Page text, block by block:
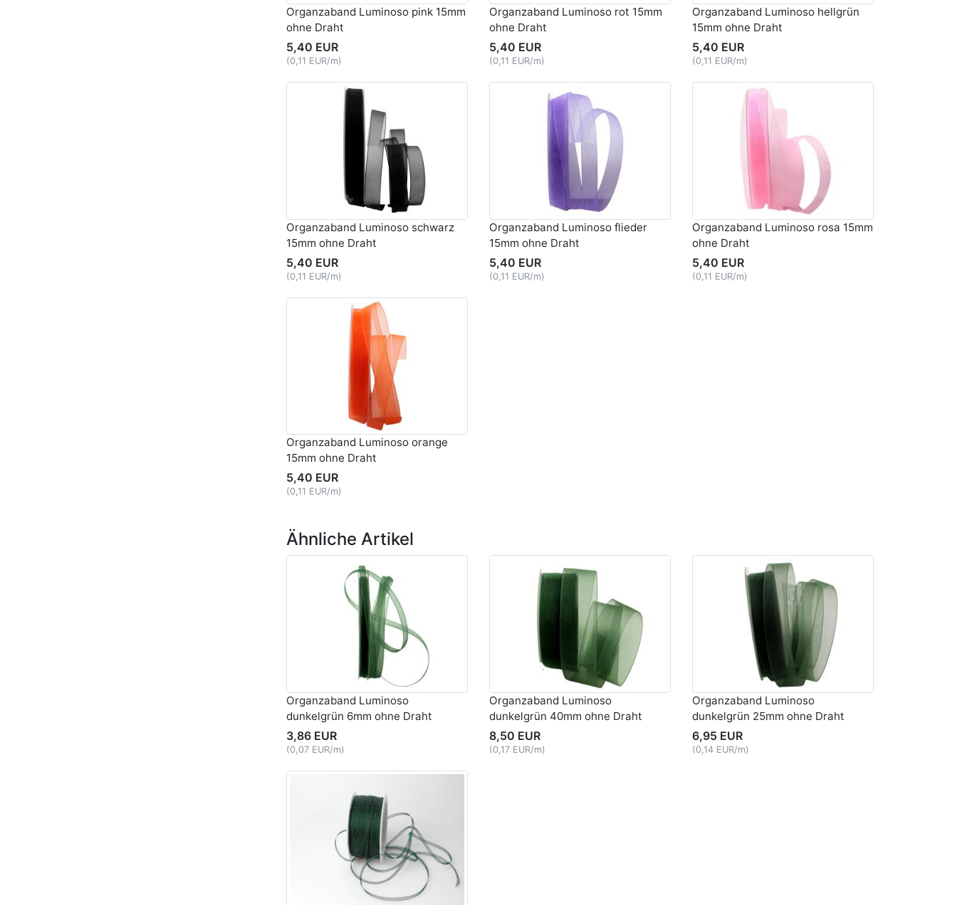
Organzaband Luminoso pink 15mm
ohne Draht
5,40 EUR
(0,11 EUR/m)
Organzaband Luminoso rot 15mm
ohne Draht
5,40 EUR
(0,11 EUR/m)
Organzaband Luminoso hellgrün
15mm ohne Draht
5,40 EUR
(0,11 EUR/m)
Organzaband Luminoso schwarz
15mm ohne Draht
5,40 EUR
(0,11 EUR/m)
Organzaband Luminoso flieder
15mm ohne Draht
5,40 EUR
(0,11 EUR/m)
Organzaband Luminoso rosa 15mm
ohne Draht
5,40 EUR
(0,11 EUR/m)
Organzaband Luminoso orange
15mm ohne Draht
5,40 EUR
(0,11 EUR/m)
Ähnliche Artikel
Organzaband Luminoso
dunkelgrün 6mm ohne Draht
3,86 EUR
(0,07 EUR/m)
Organzaband Luminoso
dunkelgrün 40mm ohne Draht
8,50 EUR
(0,17 EUR/m)
Organzaband Luminoso
dunkelgrün 25mm ohne Draht
6,95 EUR
(0,14 EUR/m)